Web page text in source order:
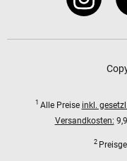
1 Alle Preise inkl.
Versandkosten:
2